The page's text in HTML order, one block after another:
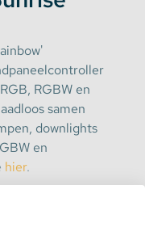
RGBW en
samen
downlights
en
hier.
je eenvoudig
of zelfs